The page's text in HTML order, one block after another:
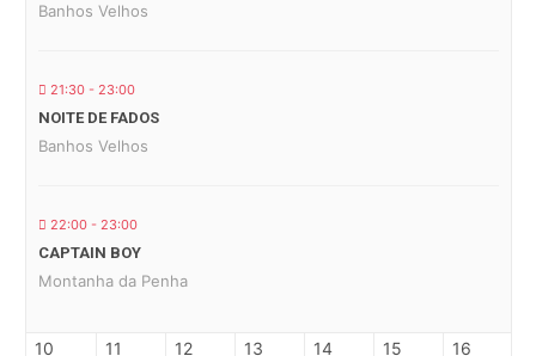
Banhos Velhos
21:30 - 23:00
NOITE DE FADOS
Banhos Velhos
22:00 - 23:00
CAPTAIN BOY
Montanha da Penha
10 11 12 13 14 15 16